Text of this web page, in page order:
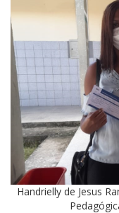
Handrielly de Jesus